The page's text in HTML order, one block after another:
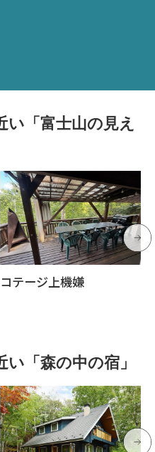
「富士山の見え
コテージ上機嫌
「森の中の宿」